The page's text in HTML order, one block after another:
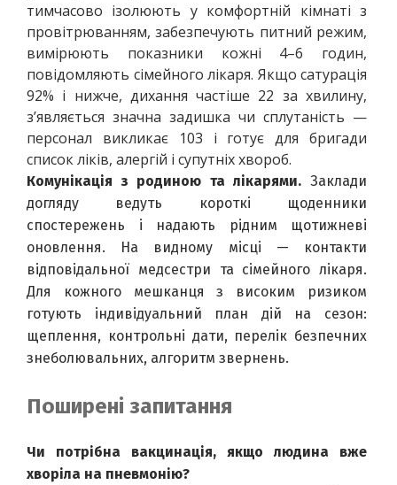
тимчасово ізолюють у комфортній кімнаті з
провітрюванням, забезпечують питний режим,
вимірюють показники кожні 4–6 годин,
повідомляють сімейного лікаря. Якщо сатурація
92% і нижче, дихання частіше 22 за хвилину,
з’являється значна задишка чи сплутаність —
персонал викликає 103 і готує для бригади
список ліків, алергій і супутніх хвороб.
Комунікація з родиною та лікарями. Заклади
догляду ведуть короткі щоденники
спостережень і надають рідним щотижневі
оновлення. На видному місці — контакти
відповідальної медсестри та сімейного лікаря.
Для кожного мешканця з високим ризиком
готують індивідуальний план дій на сезон:
щеплення, контрольні дати, перелік безпечних
знеболювальних, алгоритм звернень.
Поширені запитання
Чи потрібна вакцинація, якщо людина вже
хворіла на пневмонію?